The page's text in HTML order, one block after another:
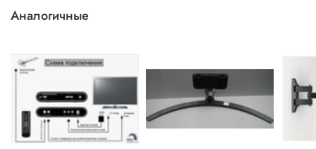
Аналогичные